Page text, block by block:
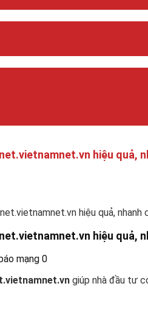
hiệu quả,
hiệu quả, nhanh
hiệu quả,
mạng 0
giúp nhà đầu tư